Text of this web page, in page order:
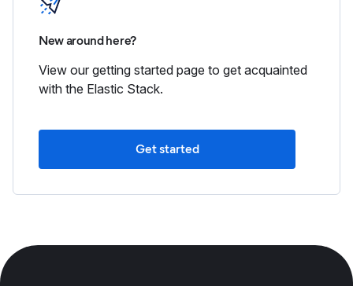
New around here?
View our getting started page to get acquainted
with the Elastic Stack.
Get started